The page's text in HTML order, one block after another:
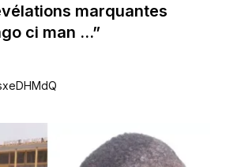
marquantes
ci man …”